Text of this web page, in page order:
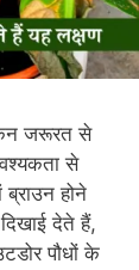
जरूरत से
से
होने
देते हैं,
पौधों के